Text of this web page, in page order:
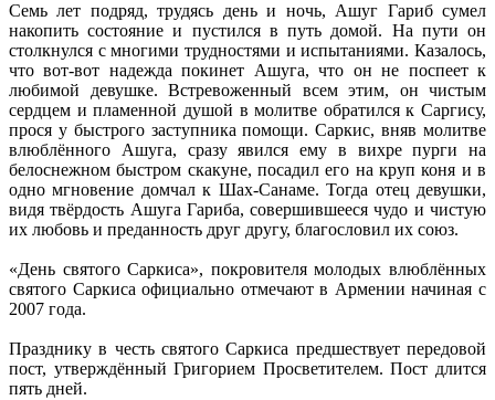
Семь лет подряд, трудясь день и ночь, Ашуг Гариб сумел
накопить состояние и пустился в путь домой. На пути он
столкнулся с многими трудностями и испытаниями. Казалось,
что вот-вот надежда покинет Ашуга, что он не поспеет к
любимой девушке. Встревоженный всем этим, он чистым
сердцем и пламенной душой в молитве обратился к Саргису,
прося у быстрого заступника помощи. Саркис, вняв молитве
влюблённого Ашуга, сразу явился ему в вихре пурги на
белоснежном быстром скакуне, посадил его на круп коня и в
одно мгновение домчал к Шах-Санаме. Тогда отец девушки,
видя твёрдость Ашуга Гариба, совершившееся чудо и чистую
их любовь и преданность друг другу, благословил их союз.
«День святого Саркиса», покровителя молодых влюблённых
святого Саркиса официально отмечают в Армении начиная с
2007 года.
Празднику в честь святого Саркиса предшествует передовой
пост, утверждённый Григорием Просветителем. Пост длится
пять дней.